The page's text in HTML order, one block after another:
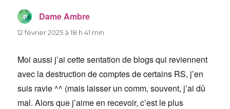
Dame Ambre
12 février 2025 à 18 h 41 min
Moi aussi j’ai cette sentation de blogs qui reviennent
avec la destruction de comptes de certains RS, j’en
suis ravie ^^ (mais laisser un comm, souvent, j’ai dû
mal. Alors que j’aime en recevoir, c’est le plus